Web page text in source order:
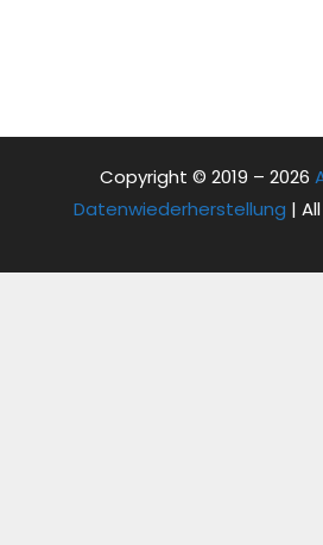
Copyright © 2019 – 2026
Datenwiederherstellung |